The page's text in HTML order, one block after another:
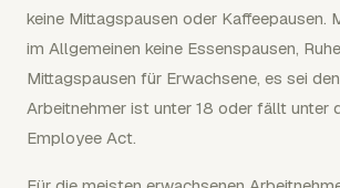
keine Mittagspausen oder Kaffeepausen.
im Allgemeinen keine Essenspausen,
Mittagspausen für Erwachsene, es sei
Arbeitnehmer ist unter 18 oder fällt unter
Employee Act.